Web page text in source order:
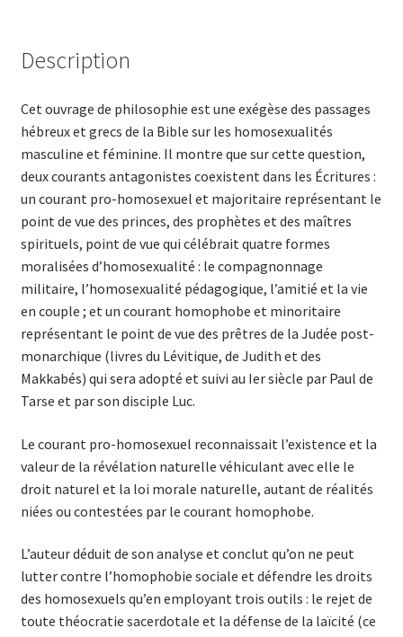
Description
Cet ouvrage de philosophie est une exégèse des passages
hébreux et grecs de la Bible sur les homosexualités
masculine et féminine. Il montre que sur cette question,
deux courants antagonistes coexistent dans les Écritures :
un courant pro-homosexuel et majoritaire représentant le
point de vue des princes, des prophètes et des maîtres
spirituels, point de vue qui célébrait quatre formes
moralisées d’homosexualité : le compagnonnage
militaire, l’homosexualité pédagogique, l’amitié et la vie
en couple ; et un courant homophobe et minoritaire
représentant le point de vue des prêtres de la Judée post-
monarchique (livres du Lévitique, de Judith et des
Makkabés) qui sera adopté et suivi au Ier siècle par Paul de
Tarse et par son disciple Luc.
Le courant pro-homosexuel reconnaissait l’existence et la
valeur de la révélation naturelle véhiculant avec elle le
droit naturel et la loi morale naturelle, autant de réalités
niées ou contestées par le courant homophobe.
L’auteur déduit de son analyse et conclut qu’on ne peut
lutter contre l’homophobie sociale et défendre les droits
des homosexuels qu’en employant trois outils : le rejet de
toute théocratie sacerdotale et la défense de la laïcité (ce